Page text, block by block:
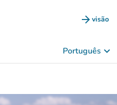
arrow_forward visão
(novo
Português keyboard_arrow_down